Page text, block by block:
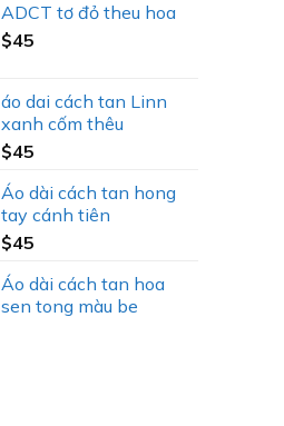
ADCT tơ đỏ theu hoa
$45
áo dai cách tan Linn
xanh cốm thêu
$45
Áo dài cách tan hong
tay cánh tiên
$45
Áo dài cách tan hoa
sen tong màu be